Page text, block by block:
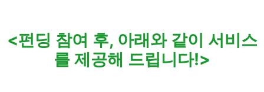
<펀딩 참여 후, 아래와 같이 서비스
를 제공해 드립니다!>